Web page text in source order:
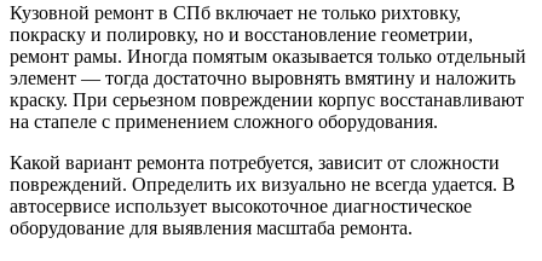
Кузовной ремонт в СПб включает не только рихтовку,
покраску и полировку, но и восстановление геометрии,
ремонт рамы. Иногда помятым оказывается только отдельный
элемент — тогда достаточно выровнять вмятину и наложить
краску. При серьезном повреждении корпус восстанавливают
на стапеле с применением сложного оборудования.
Какой вариант ремонта потребуется, зависит от сложности
повреждений. Определить их визуально не всегда удается. В
автосервисе использует высокоточное диагностическое
оборудование для выявления масштаба ремонта.